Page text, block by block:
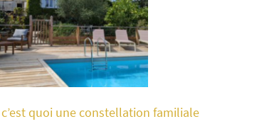
quoi une constellation familiale